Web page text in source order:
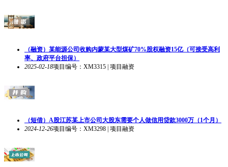
（融资）某能源公司收购内蒙某大型煤矿70%股权融资15亿（可接受高利
率、政府平台担保）
2025-02-18项目编号：XM3315 | 项目融资
（短借）A股江苏某上市公司大股东需要个人做信用贷款3000万（1个月）
2024-12-26项目编号：XM3298 | 项目融资